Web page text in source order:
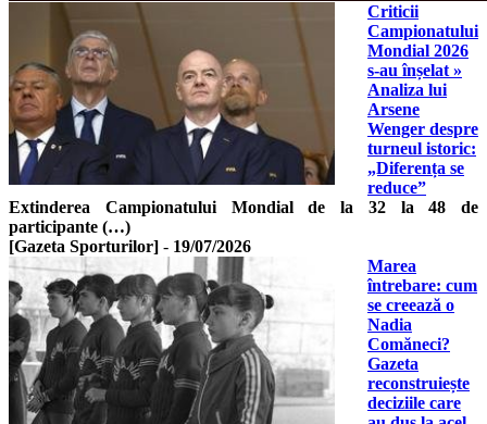
Criticii
Campionatului
Mondial 2026
s-au înșelat »
Analiza lui
Arsene
Wenger despre
turneul istoric:
„Diferența se
reduce”
Extinderea Campionatului Mondial de la 32 la 48 de
participante (…)
[Gazeta Sporturilor] - 19/07/2026
Marea
întrebare: cum
se creează o
Nadia
Comăneci?
Gazeta
reconstruiește
deciziile care